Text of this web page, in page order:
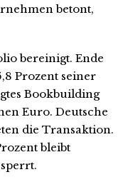
betont,
bereinigt. Ende
Prozent seiner
Bookbuilding
Euro. Deutsche
die Transaktion.
bleibt